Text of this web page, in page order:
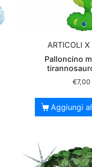
ARTICOLI X
Palloncino
€7,00
Aggiungi